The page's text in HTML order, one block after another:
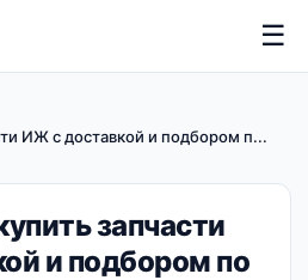
☰
ИЖ с доставкой и подбором п...
запчасти
и подбором по